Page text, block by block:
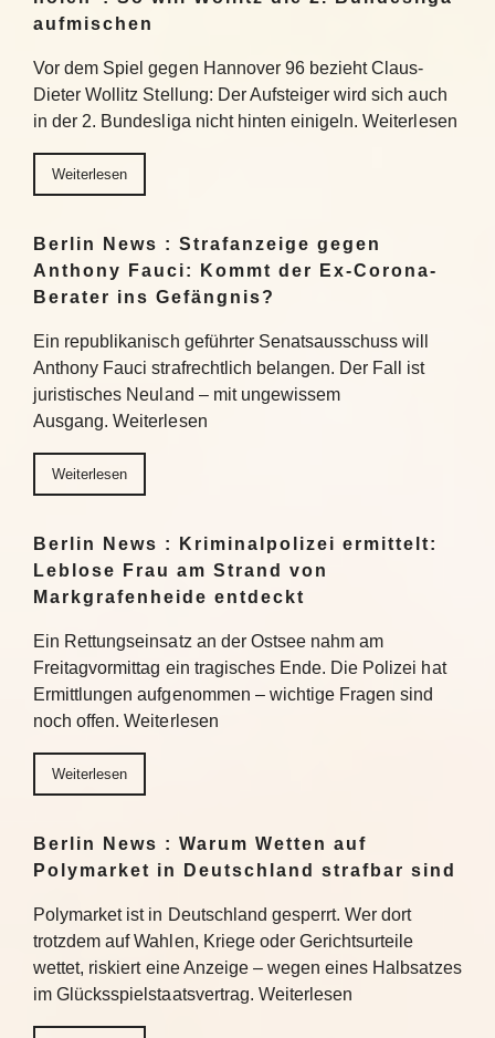
aufmischen
Vor dem Spiel gegen Hannover 96 bezieht Claus-
Dieter Wollitz Stellung: Der Aufsteiger wird sich auch
in der 2. Bundesliga nicht hinten einigeln. Weiterlesen
Weiterlesen
Berlin News : Strafanzeige gegen
Anthony Fauci: Kommt der Ex-Corona-
Berater ins Gefängnis?
Ein republikanisch geführter Senatsausschuss will
Anthony Fauci strafrechtlich belangen. Der Fall ist
juristisches Neuland – mit ungewissem
Ausgang. Weiterlesen
Weiterlesen
Berlin News : Kriminalpolizei ermittelt:
Leblose Frau am Strand von
Markgrafenheide entdeckt
Ein Rettungseinsatz an der Ostsee nahm am
Freitagvormittag ein tragisches Ende. Die Polizei hat
Ermittlungen aufgenommen – wichtige Fragen sind
noch offen. Weiterlesen
Weiterlesen
Berlin News : Warum Wetten auf
Polymarket in Deutschland strafbar sind
Polymarket ist in Deutschland gesperrt. Wer dort
trotzdem auf Wahlen, Kriege oder Gerichtsurteile
wettet, riskiert eine Anzeige – wegen eines Halbsatzes
im Glücksspielstaatsvertrag. Weiterlesen